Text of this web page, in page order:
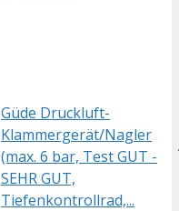
Güde Druckluft-
Klammergerät/Nagler
(max. 6 bar, Test GUT -
SEHR GUT,
Tiefenkontrollrad,...